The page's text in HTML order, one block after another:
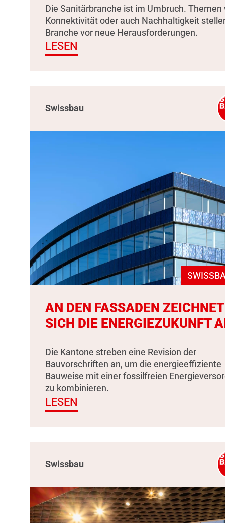
Die Sanitärbranche ist im Umbruch. Themen
Konnektivität oder auch Nachhaltigkeit
Branche vor neue Herausforderungen.
LESEN
Swissbau
AN DEN FASSADEN ZEICHNET
SICH DIE ENERGIEZUKUNFT
Die Kantone streben eine Revision der
Bauvorschriften an, um die energieeffiziente
Bauweise mit einer fossilfreien
zu kombinieren.
LESEN
Swissbau